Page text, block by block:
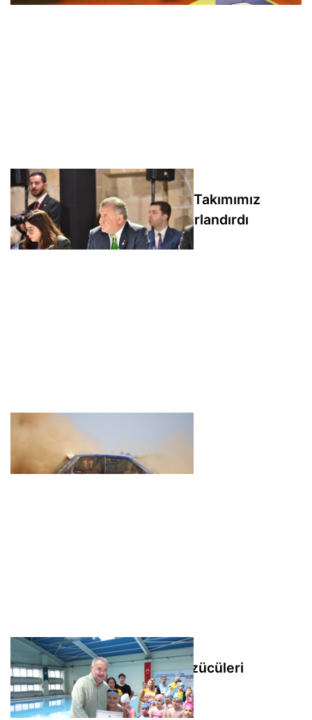
Bakan Bak: Down Judo Milli Takımımız
aldıkları sonuçla bizleri gururlandırdı
Gemlik’te otokros heyecanı
Osmangazi’de geleceğin yüzücüleri
sertifikalarını aldı